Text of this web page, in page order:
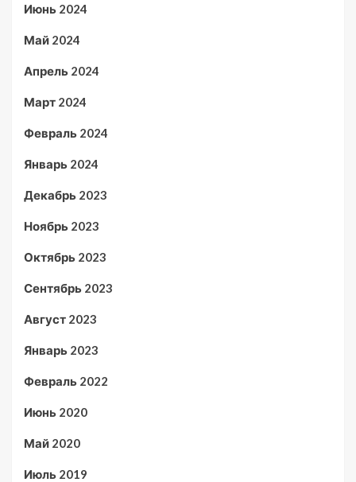
Июнь 2024
Май 2024
Апрель 2024
Март 2024
Февраль 2024
Январь 2024
Декабрь 2023
Ноябрь 2023
Октябрь 2023
Сентябрь 2023
Август 2023
Январь 2023
Февраль 2022
Июнь 2020
Май 2020
Июль 2019